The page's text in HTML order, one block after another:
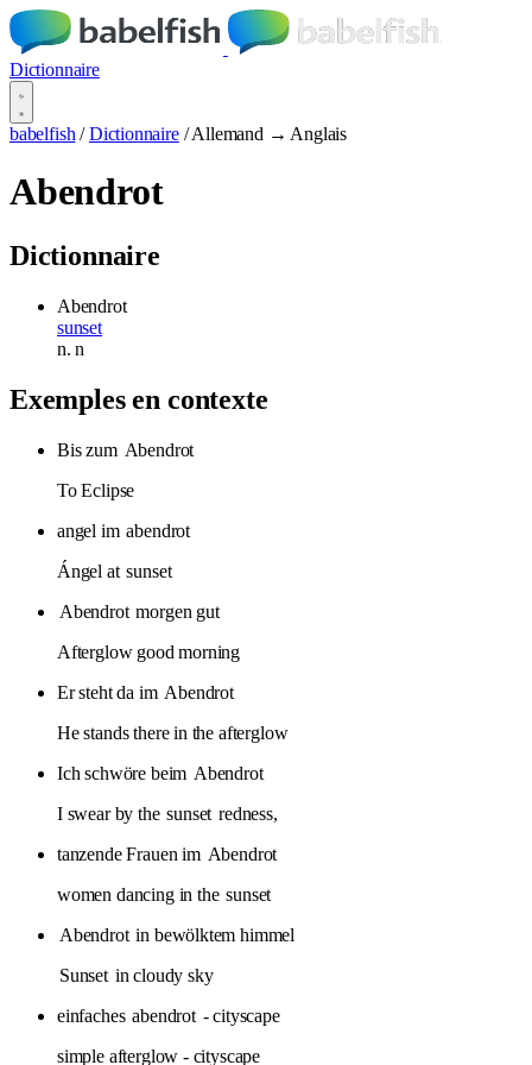
Dictionnaire
babelfish / Dictionnaire / Allemand → Anglais
Abendrot
Dictionnaire
Abendrot
sunset
n.n
Exemples en contexte
Bis zum Abendrot
To Eclipse
angel im abendrot
Ángel at sunset
Abendrot morgen gut
Afterglow good morning
Er steht da im Abendrot
He stands there in the afterglow
Ich schwöre beim Abendrot
I swear by the sunset redness,
tanzende Frauen im Abendrot
women dancing in the sunset
Abendrot in bewölktem himmel
Sunset in cloudy sky
einfaches abendrot - cityscape
simple afterglow - cityscape